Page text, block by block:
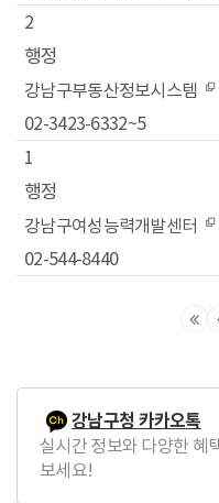
2
행정
강남구부동산정보시스템
02-3423-6332~5
1
행정
강남구여성능력개발센터
02-544-8440
맨
이
지
강남구청 카카오톡
실시간 정보와 다양한 혜
보세요!